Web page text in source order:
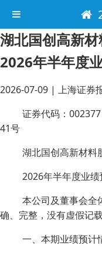
湖北国创高新
2026年半年度
2026-07-09 | 上海证券
证券代码：
41号
湖北国创高新材料
2026年半年度业
本公司及董事会全
确、完整，没有虚假记
一、本期业绩预计